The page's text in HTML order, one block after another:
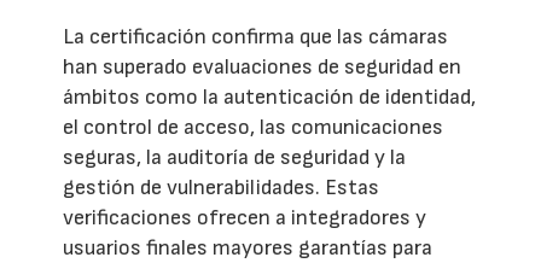
La certificación confirma que las cámaras
han superado evaluaciones de seguridad en
ámbitos como la autenticación de identidad,
el control de acceso, las comunicaciones
seguras, la auditoría de seguridad y la
gestión de vulnerabilidades. Estas
verificaciones ofrecen a integradores y
usuarios finales mayores garantías para